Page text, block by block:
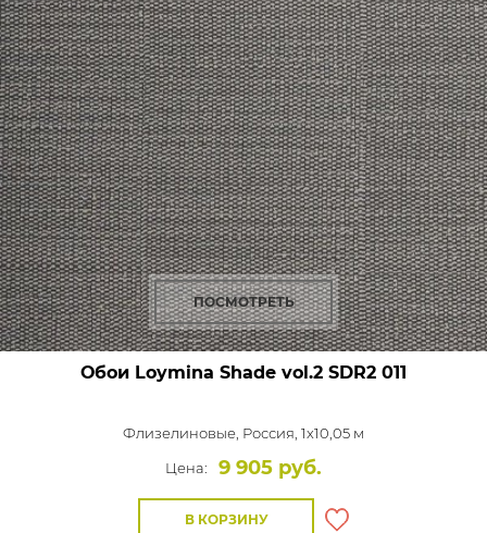
ПОСМОТРЕТЬ
Обои Loymina Shade vol.2 SDR2 011
Флизелиновые, Россия, 1x10,05 м
Цена:
9 905 руб.
В КОРЗИНУ